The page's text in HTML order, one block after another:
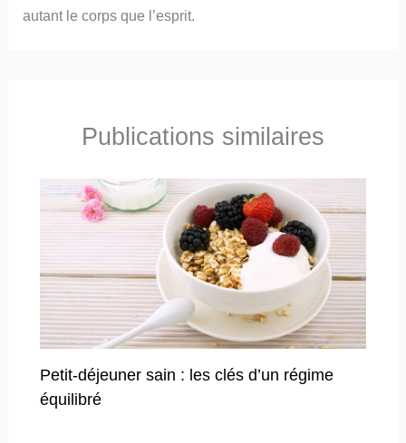
autant le corps que l’esprit.
Publications similaires
Petit-déjeuner sain : les clés d’un régime
équilibré